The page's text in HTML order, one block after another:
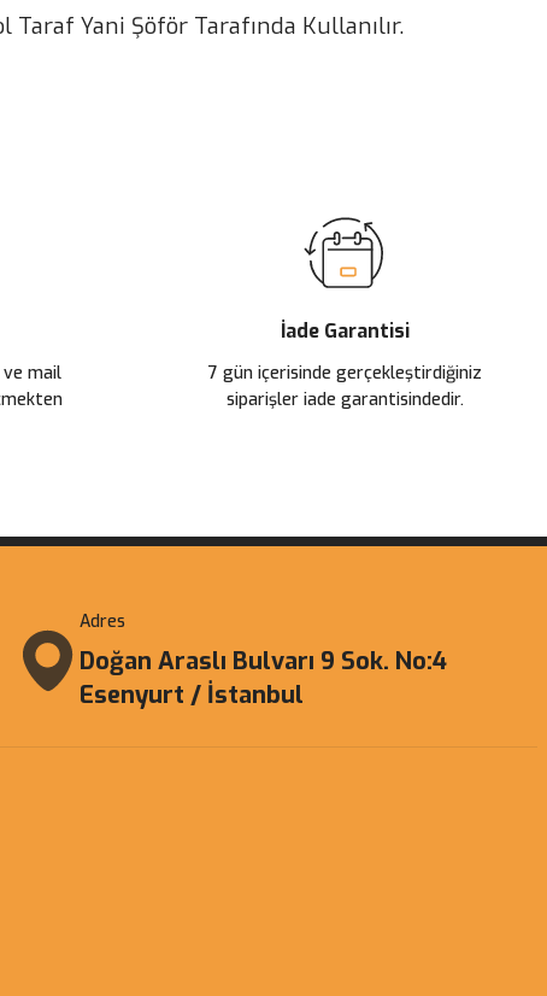
Taraf Yani Şöför Tarafında Kullanılır.
ve mail
İade Garantisi
7 gün içerisinde gerçekleştirdiğiniz
siparişler iade garantisindedir.
Adres
Doğan Araslı Bulvarı 9 Sok. No:4
Esenyurt / İstanbul